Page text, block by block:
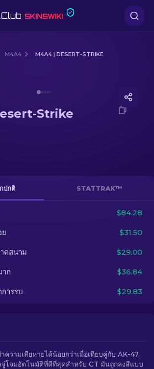
ยิง
M4A4 M4A4 | DESERT-STRIKE
Strike
ปกติ STATTRAK™
$84.28
ย $31.50
คสนาม $29.00
าก $36.84
ารรบ $29.83
ความเสียหายได้น้อยกว่าเมื่อเทียบคู่กับ AK-47,
โจมอัตโนมัติที่ดีที่สุดสำหรับ CT มันถูกลงสีแบบ